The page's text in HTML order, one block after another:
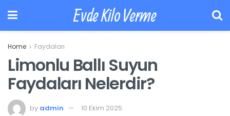
Evde Kilo Verme
Home Faydaları
Limonlu Ballı Suyun
Faydaları Nelerdir?
by admin 10 Ekim 2025